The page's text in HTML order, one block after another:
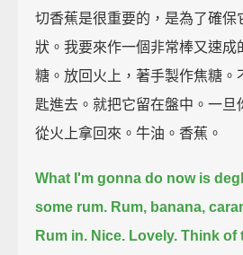
切香蕉是很重要的，是為了確保
狀。我要來作一個非常棒又速成
糖。放回火上，著手製作焦糖。
匙進去。就把它留在盤中。一旦
從火上拿回來。牛油。香蕉。
What I'm gonna do now is
some rum. Rum, banana,
Rum in. Nice. Lovely. Think of